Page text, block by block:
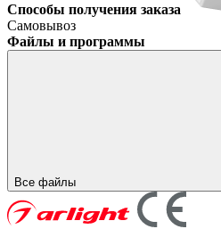
Способы получения заказа
Самовывоз
Файлы и программы
Все файлы